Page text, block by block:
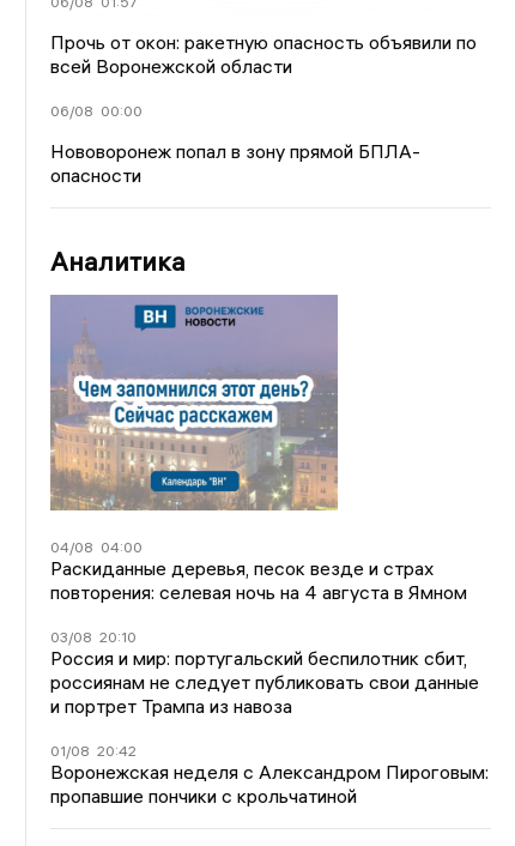
Прочь от окон: ракетную опасность объявили по
всей Воронежской области
06/08 00:00
Нововоронеж попал в зону прямой БПЛА-
опасности
Аналитика
04/08 04:00
Раскиданные деревья, песок везде и страх
повторения: селевая ночь на 4 августа в Ямном
03/08 20:10
Россия и мир: португальский беспилотник сбит,
россиянам не следует публиковать свои данные
и портрет Трампа из навоза
01/08 20:42
Воронежская неделя с Александром Пироговым:
пропавшие пончики с крольчатиной